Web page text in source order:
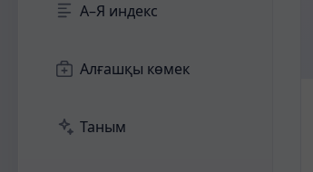
А–Я индекс
Алғашқы көмек
Таным